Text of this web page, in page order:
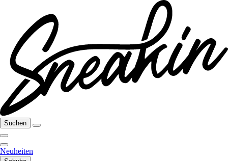
Suchen
Neuheiten